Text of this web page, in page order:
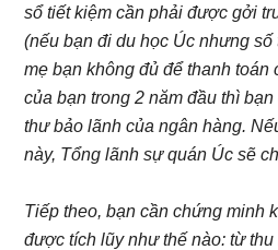
sổ tiết kiệm cần phải được gởi
(nếu bạn đi du học Úc nhưng số
mẹ bạn không đủ để thanh toán
của bạn trong 2 năm đầu thì
thư bảo lãnh của ngân hàng.
này, Tổng lãnh sự quán Úc sẽ
Tiếp theo, bạn cần chứng minh
được tích lũy như thế nào: từ